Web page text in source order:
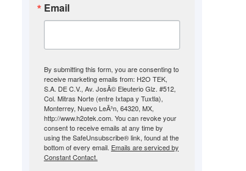
Email
By submitting this form, you are consenting to
receive marketing emails from: H2O TEK,
S.A. DE C.V., Av. JosÃ© Eleuterio Glz. #512,
Col. Mitras Norte (entre Ixtapa y Tuxtla),
Monterrey, Nuevo LeÃ³n, 64320, MX,
http://www.h2otek.com. You can revoke your
consent to receive emails at any time by
using the SafeUnsubscribe® link, found at the
bottom of every email. Emails are serviced by
Constant Contact.